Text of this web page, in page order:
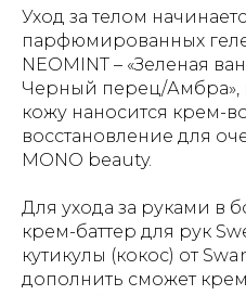
Уход за телом
парфюмированных
NEOMINT – «Зеленая
Черный перец/Амбра»,
кожу наносится крем-
восстановление для
MONO beauty.
Для ухода за руками в
крем-баттер для рук
кутикулы (кокос) от
дополнить сможет крем